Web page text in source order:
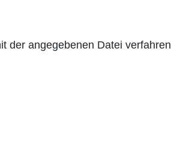
der angegebenen Datei verfahren